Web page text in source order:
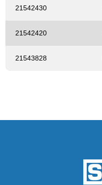
21542430
21542420
21543828